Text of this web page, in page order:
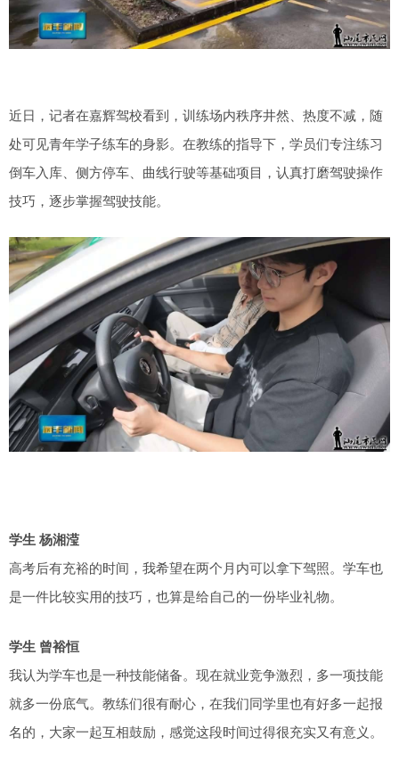
近日，记者在嘉辉驾校看到，训练场内秩序井然、热度不减，随
处可见青年学子练车的身影。在教练的指导下，学员们专注练习
倒车入库、侧方停车、曲线行驶等基础项目，认真打磨驾驶操作
技巧，逐步掌握驾驶技能。
学生 杨湘滢
高考后有充裕的时间，我希望在两个月内可以拿下驾照。学车也
是一件比较实用的技巧，也算是给自己的一份毕业礼物。
学生 曾裕恒
我认为学车也是一种技能储备。现在就业竞争激烈，多一项技能
就多一份底气。教练们很有耐心，在我们同学里也有好多一起报
名的，大家一起互相鼓励，感觉这段时间过得很充实又有意义。